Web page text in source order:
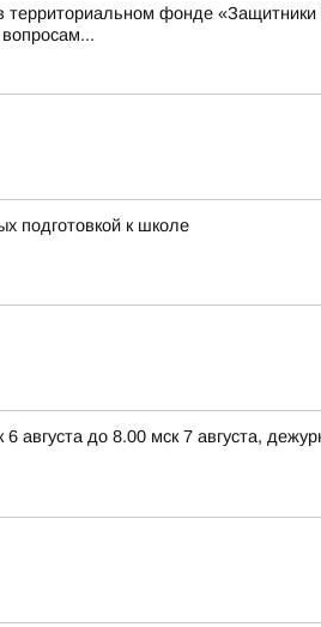
территориальном фонде
подготовкой к школе
до 8.00 мск 7 августа,